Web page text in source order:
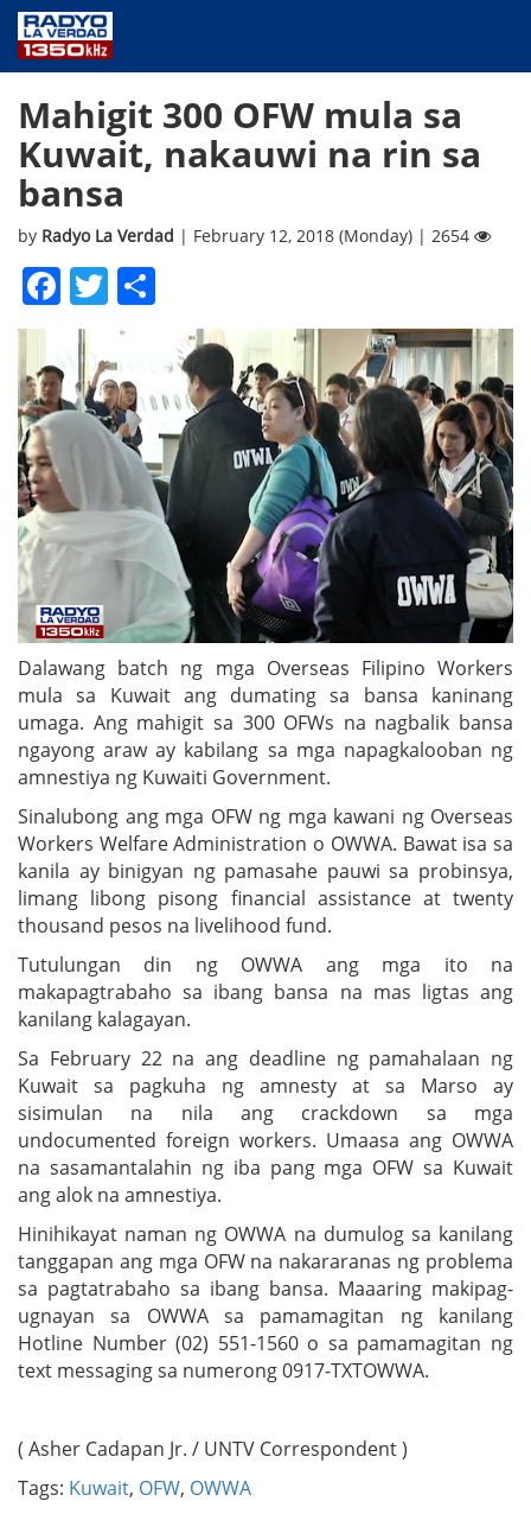
PUBLIC SERVICE
ANNOUNCEMENTS
PROGRAMS
ABOUT
Mahigit 300 OFW mula sa
Kuwait, nakauwi na rin sa
bansa
by Radyo La Verdad | February 12, 2018 (Monday) | 2654
Facebook
Twitter
Dalawang batch ng mga Overseas Filipino Workers
mula sa Kuwait ang dumating sa bansa kaninang
umaga. Ang mahigit sa 300 OFWs na nagbalik bansa
ngayong araw ay kabilang sa mga napagkalooban ng
amnestiya ng Kuwaiti Government.
Sinalubong ang mga OFW ng mga kawani ng Overseas
Workers Welfare Administration o OWWA. Bawat isa sa
kanila ay binigyan ng pamasahe pauwi sa probinsya,
limang libong pisong financial assistance at twenty
thousand pesos na livelihood fund.
Tutulungan din ng OWWA ang mga ito na
makapagtrabaho sa ibang bansa na mas ligtas ang
kanilang kalagayan.
Sa February 22 na ang deadline ng pamahalaan ng
Kuwait sa pagkuha ng amnesty at sa Marso ay
sisimulan na nila ang crackdown sa mga
undocumented foreign workers. Umaasa ang OWWA
na sasamantalahin ng iba pang mga OFW sa Kuwait
ang alok na amnestiya.
Hinihikayat naman ng OWWA na dumulog sa kanilang
tanggapan ang mga OFW na nakararanas ng problema
sa pagtatrabaho sa ibang bansa. Maaaring makipag-
ugnayan sa OWWA sa pamamagitan ng kanilang
Hotline Number (02) 551-1560 o sa pamamagitan ng
text messaging sa numerong 0917-TXTOWWA.
( Asher Cadapan Jr. / UNTV Correspondent )
Tags: Kuwait, OFW, OWWA